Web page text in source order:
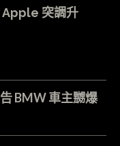
Apple 突調升
BMW 車主嬲爆